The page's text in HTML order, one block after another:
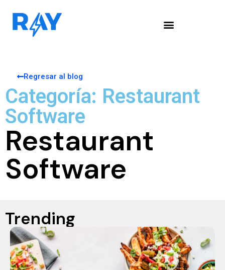
Regresar al blog
Categoría: Restaurant
Software
Restaurant
Software
Trending